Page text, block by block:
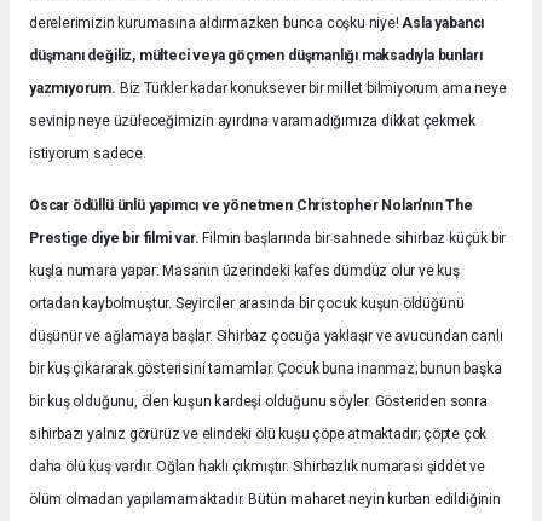
derelerimizin kurumasına aldırmazken bunca coşku niye! Asla yabancı
düşmanı değiliz, mülteci veya göçmen düşmanlığı maksadıyla bunları
yazmıyorum. Biz Türkler kadar konuksever bir millet bilmiyorum ama neye
sevinip neye üzüleceğimizin ayırdına varamadığımıza dikkat çekmek
istiyorum sadece.
Oscar ödüllü ünlü yapımcı ve yönetmen Christopher Nolan’nın The
Prestige diye bir filmi var.Filmin başlarında bir sahnede sihirbaz küçük bir
kuşla numara yapar: Masanın üzerindeki kafes dümdüz olur ve kuş
ortadan kaybolmuştur. Seyirciler arasında bir çocuk kuşun öldüğünü
düşünür ve ağlamaya başlar. Sihirbaz çocuğa yaklaşır ve avucundan canlı
bir kuş çıkararak gösterisini tamamlar. Çocuk buna inanmaz; bunun başka
bir kuş olduğunu, ölen kuşun kardeşi olduğunu söyler. Gösteriden sonra
sihirbazı yalnız görürüz ve elindeki ölü kuşu çöpe atmaktadır; çöpte çok
daha ölü kuş vardır. Oğlan haklı çıkmıştır. Sihirbazlık numarası şiddet ve
ölüm olmadan yapılamamaktadır. Bütün maharet neyin kurban edildiğinin